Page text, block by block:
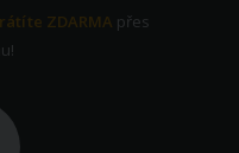
ZDARMA přes